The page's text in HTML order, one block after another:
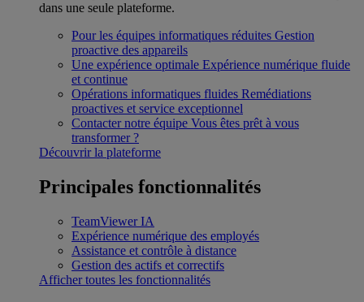
dans une seule plateforme.
Pour les équipes informatiques réduites Gestion
proactive des appareils
Une expérience optimale Expérience numérique fluide
et continue
Opérations informatiques fluides Remédiations
proactives et service exceptionnel
Contacter notre équipe Vous êtes prêt à vous
transformer ?
Découvrir la plateforme
Principales fonctionnalités
TeamViewer IA
Expérience numérique des employés
Assistance et contrôle à distance
Gestion des actifs et correctifs
Afficher toutes les fonctionnalités